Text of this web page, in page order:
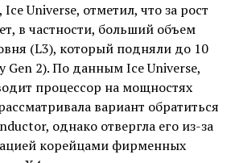
Universe, отметил, что за рост
в частности, больший объем
(L3), который подняли до 10
2). По данным Ice Universe,
процессор на мощностях
вариант обратиться
однако отвергла его из-за
корейцами фирменных